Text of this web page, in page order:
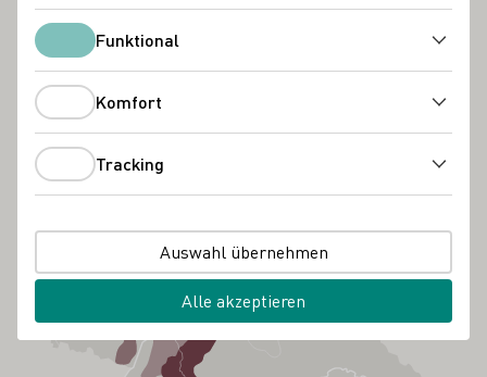
FunktionalFunktional
Komfort
Tracking
Auswahl übernehmen
Alle akzeptieren